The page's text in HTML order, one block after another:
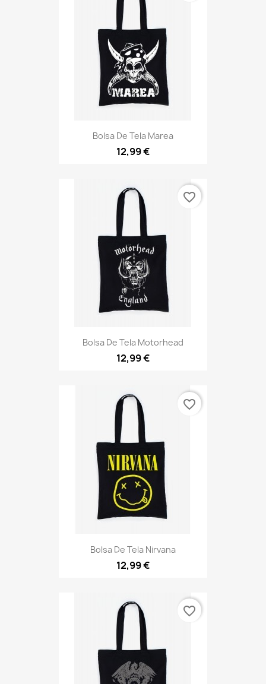
Bolsa De Tela Marea
12,99 €
Bolsa De Tela Motorhead
12,99 €
favorite_border
Bolsa De Tela Nirvana
12,99 €
favorite_border
favorite_border